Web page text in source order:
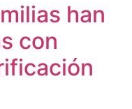
han
con